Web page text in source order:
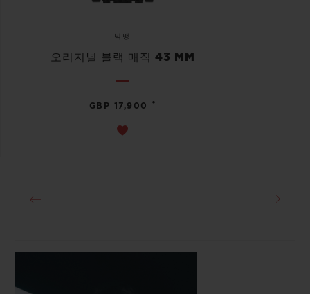
빅뱅
오리지널 블랙 매직 43 MM
GBP 17,900 •